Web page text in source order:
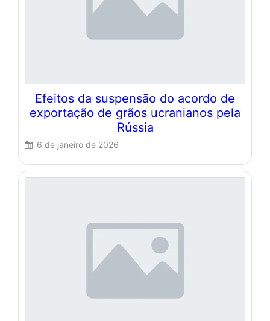
Efeitos da suspensão do acordo de
exportação de grãos ucranianos pela
Rússia
6 de janeiro de 2026